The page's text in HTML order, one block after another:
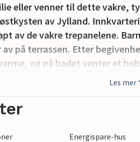
eller venner til dette vakre,
av Jylland.
av de vakre trepanelene.
av på terrassen. Etter
og på badet venter et
over Vejle Fjord på
av Hvidbjerg Klit og få
Les mer
Energispare-hus